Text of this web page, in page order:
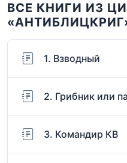
ВСЕ КНИГИ ИЗ
1. Взводный
2. Грибник или
3. Командир КВ